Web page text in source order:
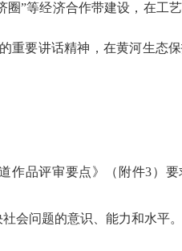
”等经济合作带建设，在工
重要讲话精神，在黄河生态
作品评审要点》（附件3）
会问题的意识、能力和水平。